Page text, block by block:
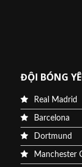
ĐỘI BÓNG
Real Madrid
Barcelona
Dortmund
Manchester